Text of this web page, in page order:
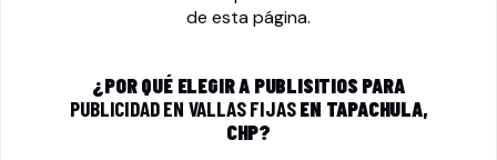
de esta página.
¿POR QUÉ ELEGIR A PUBLISITIOS PARA
PUBLICIDAD EN VALLAS FIJASEN TAPACHULA,
CHP?